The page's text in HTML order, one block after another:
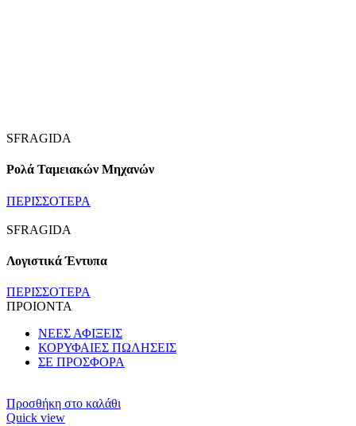
SFRAGIDA
Ρολά Ταμειακών Μηχανών
ΠΕΡΙΣΣΟΤΕΡΑ
SFRAGIDA
Λογιστικά Έντυπα
ΠΕΡΙΣΣΟΤΕΡΑ
ΠΡΟΙΟΝΤΑ
ΝΕΕΣ ΑΦΙΞΕΙΣ
ΚΟΡΥΦΑΙΕΣ ΠΩΛΗΣΕΙΣ
ΣΕ ΠΡΟΣΦΟΡΑ
Προσθήκη στο καλάθι
Quick view